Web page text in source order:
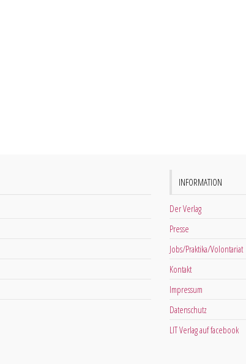
INFORMATION
Der Verlag
Presse
Jobs/Praktika/Volontariat
Kontakt
Impressum
Datenschutz
LIT Verlag auf facebook